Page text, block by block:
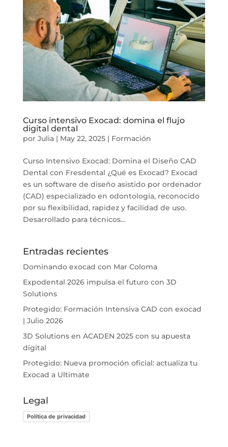
Curso intensivo Exocad: domina el flujo
digital dental
por Julia| May 22, 2025| Formación
Curso Intensivo Exocad: Domina el Diseño CAD
Dental con Fresdental ¿Qué es Exocad? Exocad
es un software de diseño asistido por ordenador
(CAD) especializado en odontología, reconocido
por su flexibilidad, rapidez y facilidad de uso.
Desarrollado para técnicos...
Entradas recientes
Dominando exocad con Mar Coloma
Expodental 2026 impulsa el futuro con 3D
Solutions
Protegido: Formación Intensiva CAD con exocad
| Julio 2026
3D Solutions en ACADEN 2025 con su apuesta
digital
Protegido: Nueva promoción oficial: actualiza tu
Exocad a Ultimate
Legal
Política de privacidad